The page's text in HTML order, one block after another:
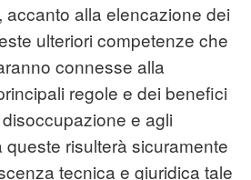
accanto alla elencazione dei
ulteriori competenze che
connesse alla
regole e dei benefici
e agli
risulterà sicuramente
tecnica e giuridica tale